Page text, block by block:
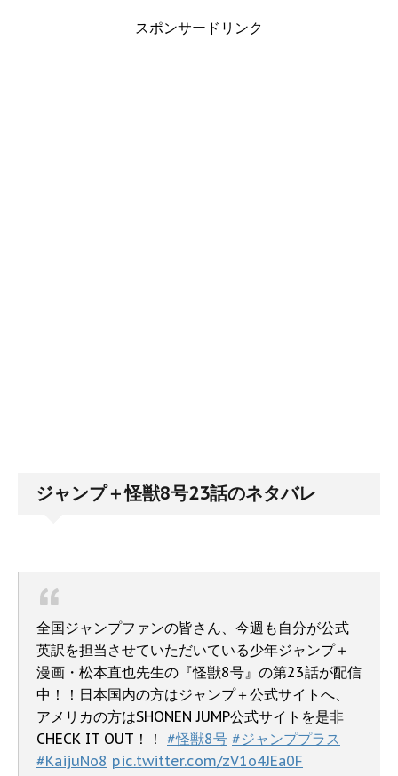
スポンサードリンク
ジャンプ＋怪獣8号23話のネタバレ
全国ジャンプファンの皆さん、今週も自分が公式
英訳を担当させていただいている少年ジャンプ＋
漫画・松本直也先生の『怪獣8号』の第23話が配信
中！！日本国内の方はジャンプ＋公式サイトへ、
アメリカの方はSHONEN JUMP公式サイトを是非
CHECK IT OUT！！ #怪獣8号 #ジャンププラス
#KaijuNo8 pic.twitter.com/zV1o4JEa0F